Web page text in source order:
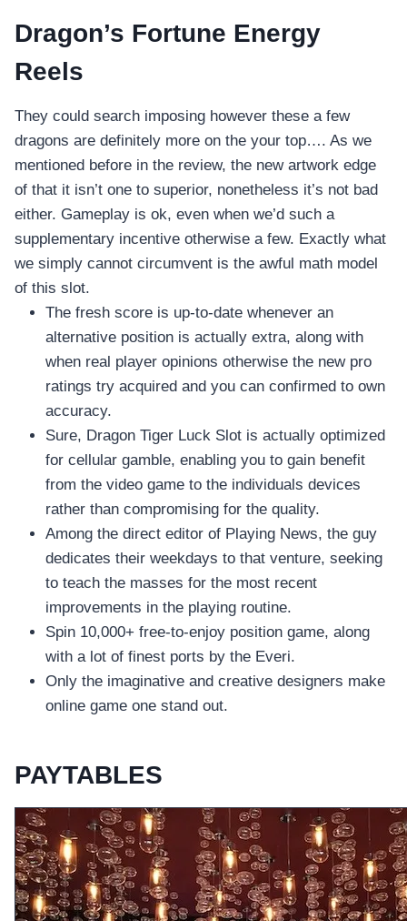
Dragon’s Fortune Energy
Reels
They could search imposing however these a few
dragons are definitely more on the your top…. As we
mentioned before in the review, the new artwork edge
of that it isn’t one to superior, nonetheless it’s not bad
either. Gameplay is ok, even when we’d such a
supplementary incentive otherwise a few. Exactly what
we simply cannot circumvent is the awful math model
of this slot.
The fresh score is up-to-date whenever an
alternative position is actually extra, along with
when real player opinions otherwise the new pro
ratings try acquired and you can confirmed to own
accuracy.
Sure, Dragon Tiger Luck Slot is actually optimized
for cellular gamble, enabling you to gain benefit
from the video game to the individuals devices
rather than compromising for the quality.
Among the direct editor of Playing News, the guy
dedicates their weekdays to that venture, seeking
to teach the masses for the most recent
improvements in the playing routine.
Spin 10,000+ free-to-enjoy position game, along
with a lot of finest ports by the Everi.
Only the imaginative and creative designers make
online game one stand out.
PAYTABLES